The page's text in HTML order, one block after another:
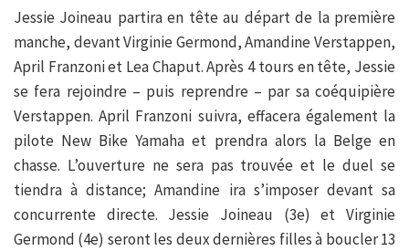
Jessie Joineau partira en tête au départ de la première
manche, devant Virginie Germond, Amandine Verstappen,
April Franzoni et Lea Chaput. Après 4 tours en tête, Jessie
se fera rejoindre – puis reprendre – par sa coéquipière
Verstappen. April Franzoni suivra, effacera également la
pilote New Bike Yamaha et prendra alors la Belge en
chasse. L’ouverture ne sera pas trouvée et le duel se
tiendra à distance; Amandine ira s’imposer devant sa
concurrente directe. Jessie Joineau (3e) et Virginie
Germond (4e) seront les deux dernières filles à boucler 13